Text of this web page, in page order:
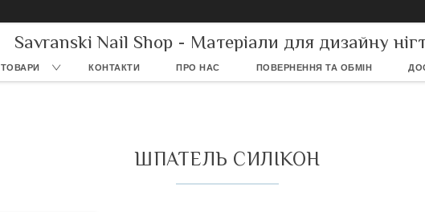
Savranski Nail Shop - Матеріали для дизайну
ТОВАРИ КОНТАКТИ ПРО НАС ПОВЕРНЕННЯ ТА ОБМІН
ШПАТЕЛЬ СИЛІКОН